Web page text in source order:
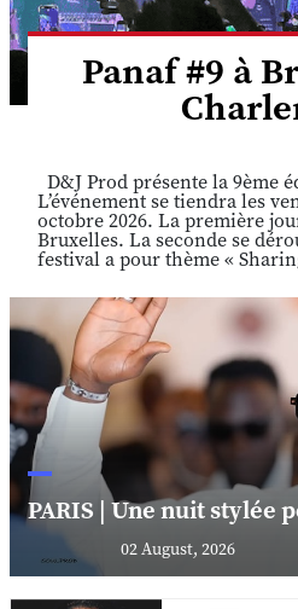
Panaf #9 à
D&J Prod présente la 9ème
L’événement se tiendra les
octobre 2026. La première
Bruxelles. La seconde se
festival a pour thème «
PARIS | Une nuit stylée
02 August, 2026